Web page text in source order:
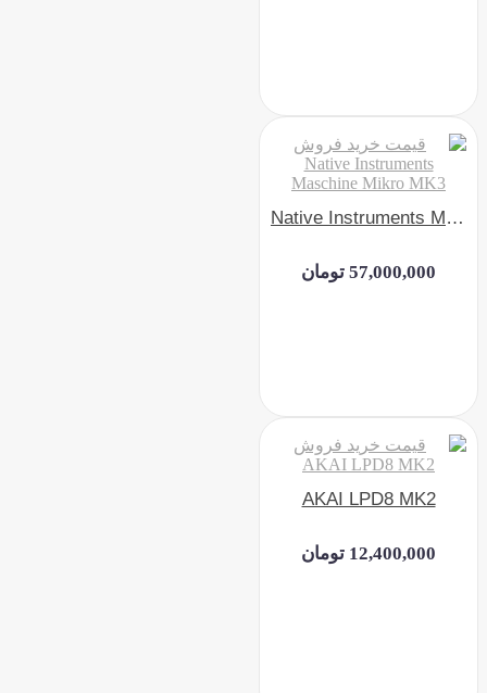
Native Instruments Maschine Mikro MK3
57,000,000 تومان
AKAI LPD8 MK2
12,400,000 تومان